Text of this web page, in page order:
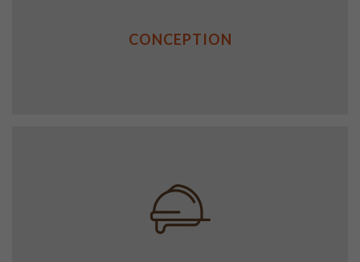
CONCEPTION